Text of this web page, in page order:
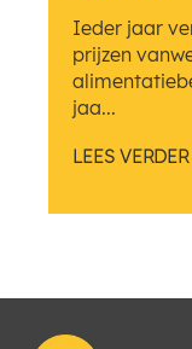
Ieder jaar
prijzen
jaa...
LEES VERDER